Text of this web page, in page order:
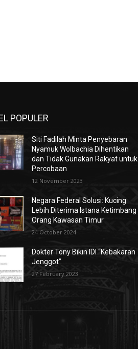
POPULER
Siti Fadilah Minta Penyebaran
Nyamuk Wolbachia Dihentikan
dan Tidak Gunakan Rakyat untuk
Percobaan
12 November 2023
Negara Federal Solusi: Kucing
Lebih Diterima Istana Ketimbang
Orang Kawasan Timur
24 October 2024
Dokter Tony Bikin IDI “Kebakaran
Jenggot”
27 February 2023